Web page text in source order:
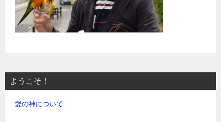
ようこそ！
愛の神について